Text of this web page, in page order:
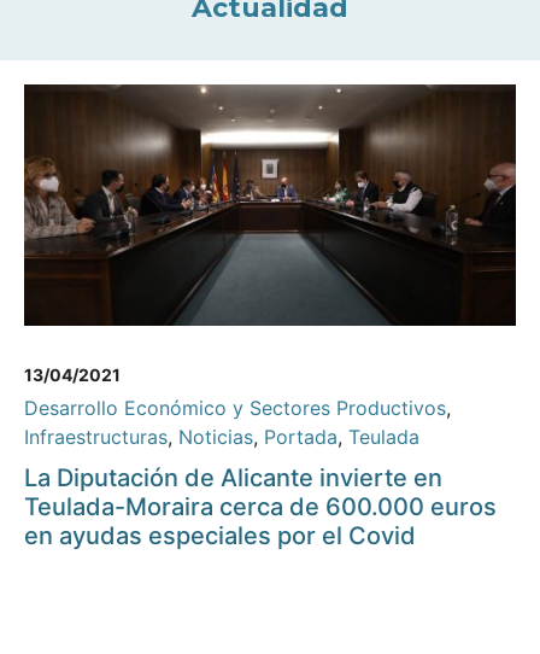
Actualidad
13/04/2021
Desarrollo Económico y Sectores Productivos,
Infraestructuras, Noticias, Portada, Teulada
La Diputación de Alicante invierte en
Teulada-Moraira cerca de 600.000 euros
en ayudas especiales por el Covid